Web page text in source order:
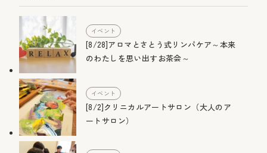
イベント
[8/28]アロマとさとう式リンパケア～本来
のわたしを思い出すお茶会～
イベント
[8/2]クリニカルアートサロン（大人のア
ートサロン）